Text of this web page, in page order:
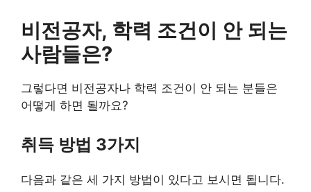
비전공자, 학력 조건이 안 되는
사람들은?
그렇다면 비전공자나 학력 조건이 안 되는 분들은
어떻게 하면 될까요?
취득 방법 3가지
다음과 같은 세 가지 방법이 있다고 보시면 됩니다.